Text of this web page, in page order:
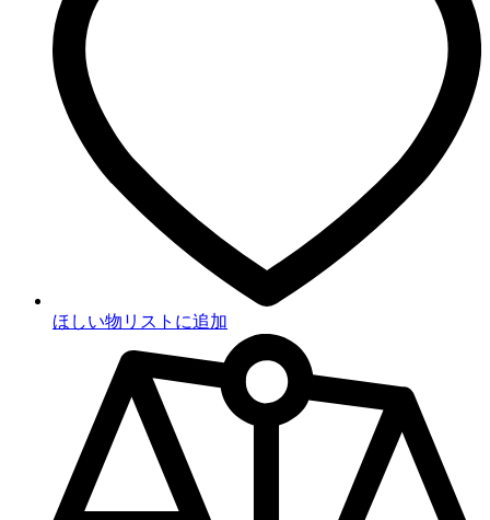
ほしい物リストに追加